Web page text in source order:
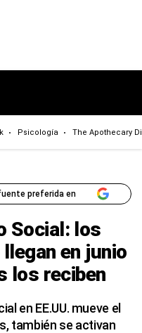
Psicología The Apothecary
preferida en
Social: los
en junio
los reciben
en EE.UU. mueve el
también se activan